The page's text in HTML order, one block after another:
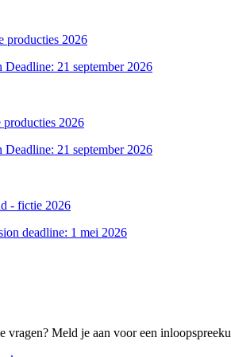
producties 2026
Deadline: 21 september 2026
2026
Deadline: 21 september 2026
- fictie 2026
deadline: 1 mei 2026
vragen? Meld je aan voor een